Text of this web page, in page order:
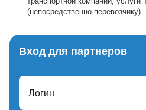
(непосредственно перевозчику).
Вход для партнеров
Логин